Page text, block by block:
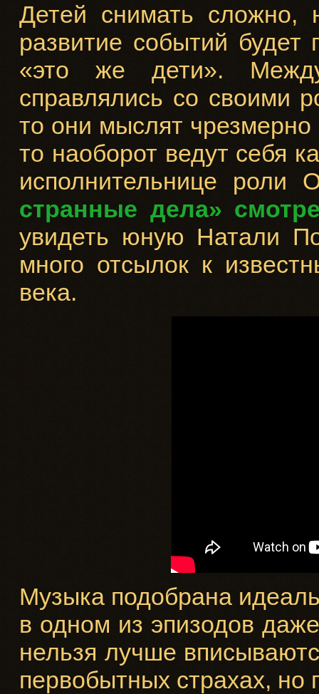
Детей снимать
развитие событий
«это же дети».
справлялись со своими
то они мыслят
то наоборот ведут себя
исполнительнице
странные дела»
увидеть юную Натали
много отсылок к
века.
Музыка подобрана
в одном из эпизодов
нельзя лучше
первобытных страхах, но